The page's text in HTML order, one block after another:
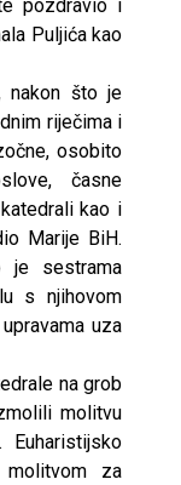
pozdravio i
Puljića kao
nakon što je
riječima i
osobito
časne
kao i
Marije BiH.
je sestrama
s njihovom
uza
na grob
molitvu
Euharistijsko
molitvom za